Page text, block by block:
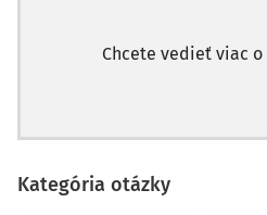
Chcete vedieť viac o
Kategória otázky